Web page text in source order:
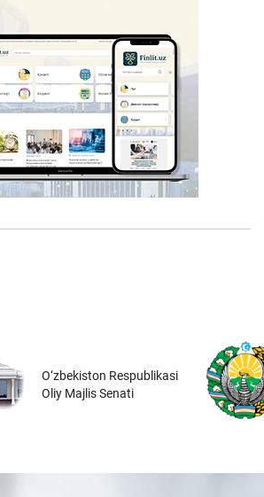
O‘zbekiston Respublikasi
Oliy Majlis Senati